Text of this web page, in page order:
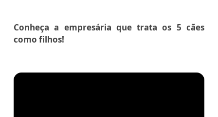
Conheça a empresária que trata os 5 cães
como filhos!